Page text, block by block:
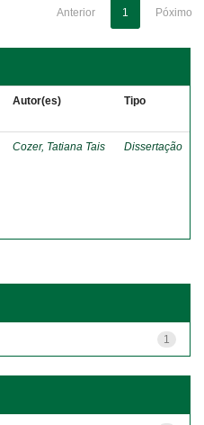
Anterior 1 Póximo
Autor(es) Tipo
Cozer, Tatiana Tais Dissertação
1